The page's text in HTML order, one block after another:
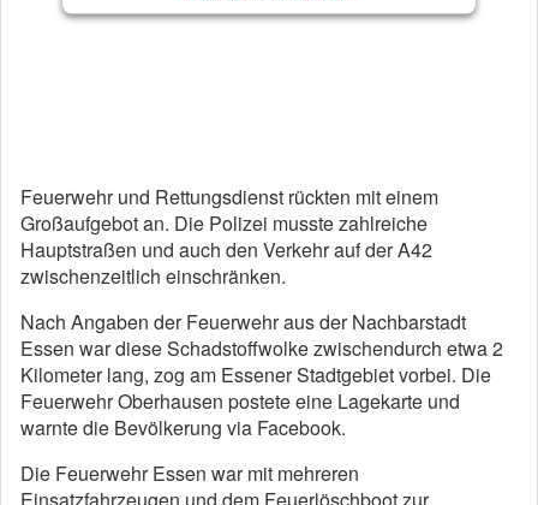
Feuerwehr und Rettungsdienst rückten mit einem
Großaufgebot an. Die Polizei musste zahlreiche
Hauptstraßen und auch den Verkehr auf der A42
zwischenzeitlich einschränken.
Nach Angaben der Feuerwehr aus der Nachbarstadt
Essen war diese Schadstoffwolke zwischendurch etwa 2
Kilometer lang, zog am Essener Stadtgebiet vorbei. Die
Feuerwehr Oberhausen postete eine Lagekarte und
warnte die Bevölkerung via Facebook.
Die Feuerwehr Essen war mit mehreren